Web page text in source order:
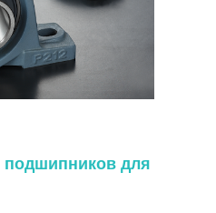
подшипников для